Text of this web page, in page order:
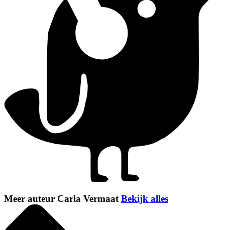
Meer auteur Carla Vermaat Bekijk alles